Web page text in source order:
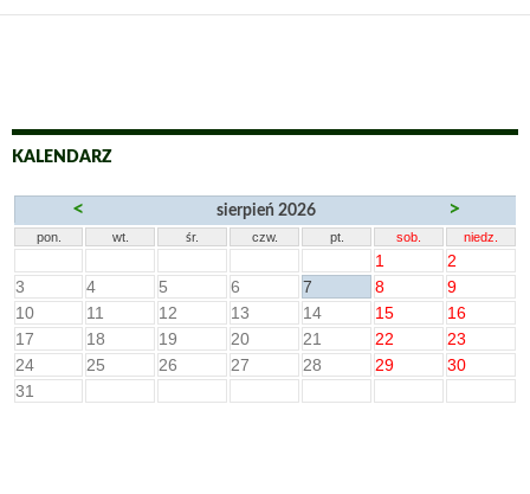
KALENDARZ
< sierpień 2026 >
pon. wt. śr. czw. pt. sob. niedz.
1
2
3
4 5 6 7 8
9
10
11 12 13 14 15
16
17
18 19 20 21 22
23
24
25 26 27 28 29
30
31